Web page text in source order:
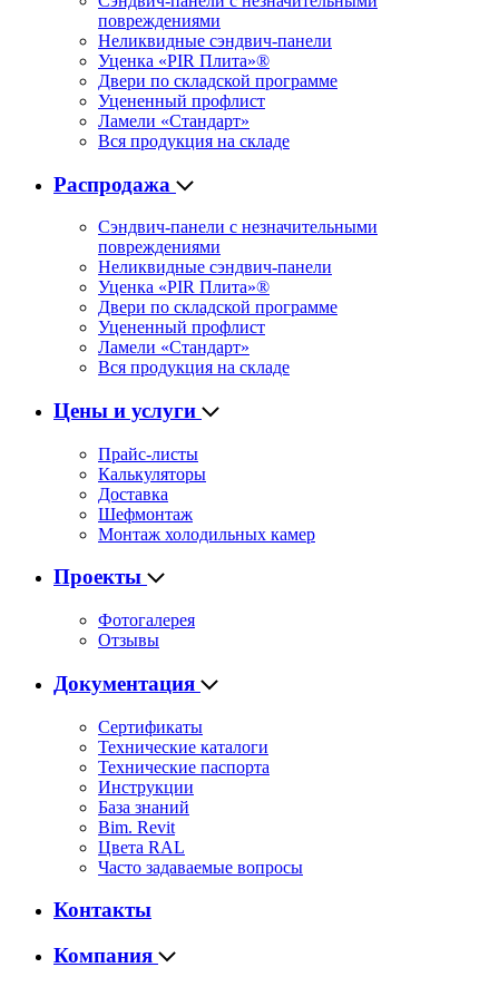
повреждениями
Неликвидные сэндвич-панели
Уценка «PIR Плита»®
Двери по складской программе
Уцененный профлист
Ламели «Стандарт»
Вся продукция на складе
Распродажа
Сэндвич-панели с незначительными
повреждениями
Неликвидные сэндвич-панели
Уценка «PIR Плита»®
Двери по складской программе
Уцененный профлист
Ламели «Стандарт»
Вся продукция на складе
Цены и услуги
Прайс-листы
Калькуляторы
Доставка
Шефмонтаж
Монтаж холодильных камер
Проекты
Фотогалерея
Отзывы
Документация
Сертификаты
Технические каталоги
Технические паспорта
Инструкции
База знаний
Bim. Revit
Цвета RAL
Часто задаваемые вопросы
Контакты
Компания